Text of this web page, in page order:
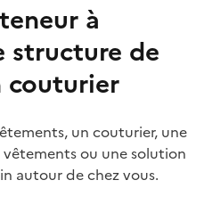
à
structure de
couturier
un couturier, une
ou une solution
autour de chez vous.